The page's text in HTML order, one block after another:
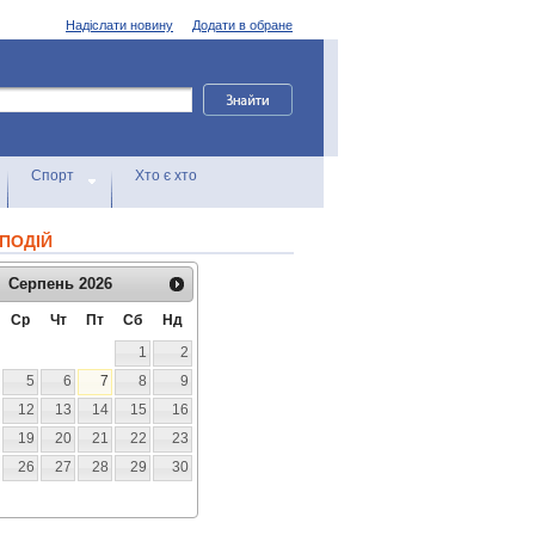
Додати в обране
Надіслати новину
Спорт Хто є хто
Серпень 2026
Ср Чт Пт Сб
Нд
1
2
5 6 7 8
9
12 13 14 15
16
19 20 21 22
23
26 27 28 29
30